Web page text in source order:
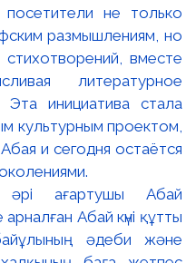
не только
размышлениям, но
вместе
литературное
инициатива стала
культурным проектом,
и сегодня остаётся